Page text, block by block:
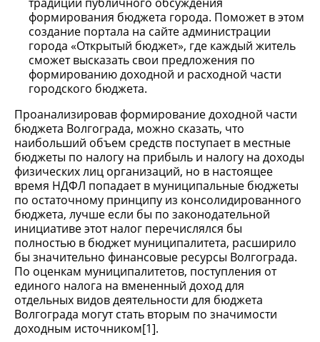
формирования бюджета города. Поможет в этом
создание портала на сайте администрации
города «Открытый бюджет», где каждый житель
сможет высказать свои предложения по
формированию доходной и расходной части
городского бюджета.
Проанализировав формирование доходной части
бюджета Волгограда, можно сказать, что
наибольший объем средств поступает в местные
бюджеты по налогу на прибыль и налогу на доходы
физических лиц организаций, но в настоящее
время НДФЛ попадает в муниципальные бюджеты
по остаточному принципу из консолидированного
бюджета, лучше если бы по законодательной
инициативе этот налог перечислялся бы
полностью в бюджет муниципалитета, расширило
бы значительно финансовые ресурсы Волгограда.
По оценкам муниципалитетов, поступления от
единого налога на вмененный доход для
отдельных видов деятельности для бюджета
Волгограда могут стать вторым по значимости
доходным источником[1].